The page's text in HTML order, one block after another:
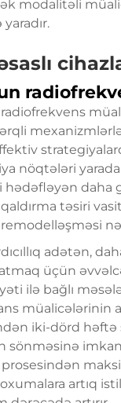
modalitəli
nöqtələri
hədəfləyən daha
təsiri
adətən,
üçün
ilə bağlı
müalicələrinin
iki-dörd həftə
sönməsinə
prosesindən
artıq